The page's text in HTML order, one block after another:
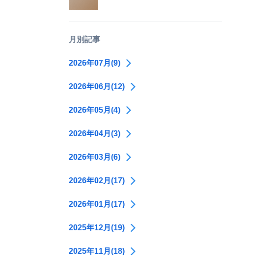
月別記事
2026年07月(9)
2026年06月(12)
2026年05月(4)
2026年04月(3)
2026年03月(6)
2026年02月(17)
2026年01月(17)
2025年12月(19)
2025年11月(18)